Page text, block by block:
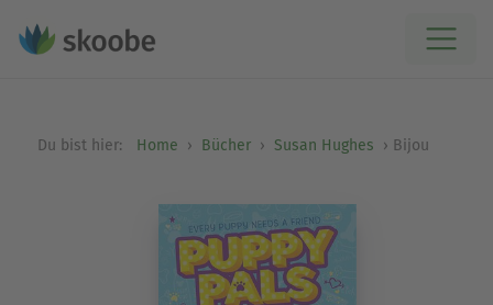
Du bist hier: Home Bücher Susan Hughes Bijou